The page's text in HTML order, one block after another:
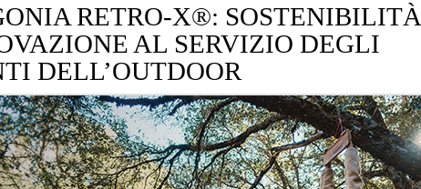
RETRO-X®: SOSTENIBILITÀ
AL SERVIZIO DEGLI
DELL’OUTDOOR